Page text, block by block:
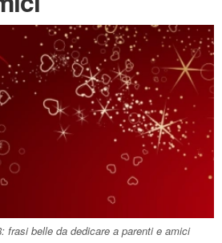
frasi belle da dedicare a parenti e amici